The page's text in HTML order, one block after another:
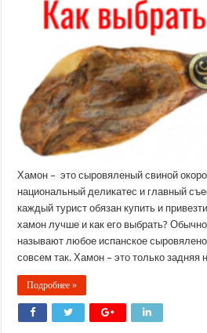
Хамон – это сыровяленый свиной
национальный деликатес и главный
каждый турист обязан купить и
хамон лучше и как его выбрать?
называют любое испанское
совсем так. Хамон – это только задняя
Подробнее »